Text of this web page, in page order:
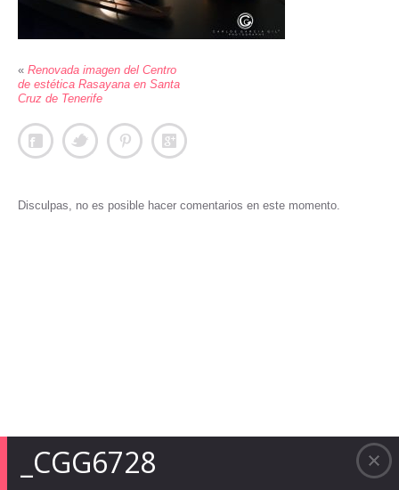
_CGG6728
« Renovada imagen del Centro
de estética Rasayana en Santa
Cruz de Tenerife
Disculpas, no es posible hacer comentarios en este momento.